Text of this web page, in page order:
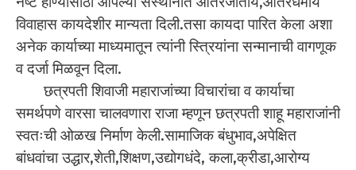
विवाहास कायदेशीर मान्यता दिली.तसा कायदा पारित केला अशा
अनेक कार्याच्या माध्यमातून त्यांनी स्त्रियांना सन्मानाची वागणूक
व दर्जा मिळवून दिला.
छत्रपती शिवाजी महाराजांच्या विचारांचा व कार्याचा
समर्थपणे वारसा चालवणारा राजा म्हणून छत्रपती शाहू महाराजांनी
स्वतःची ओळख निर्माण केली.सामाजिक बंधुभाव,अपेक्षित
बांधवांचा उद्धार,शेती,शिक्षण,उद्योगधंदे, कला,क्रीडा,आरोग्य